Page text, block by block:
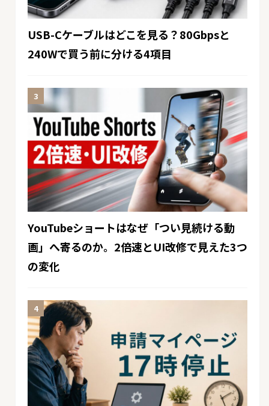
USB-Cケーブルはどこを見る？80Gbpsと
240Wで買う前に分ける4項目
YouTubeショートはなぜ「つい見続ける動
画」へ寄るのか。2倍速とUI改修で見えた3つ
の変化